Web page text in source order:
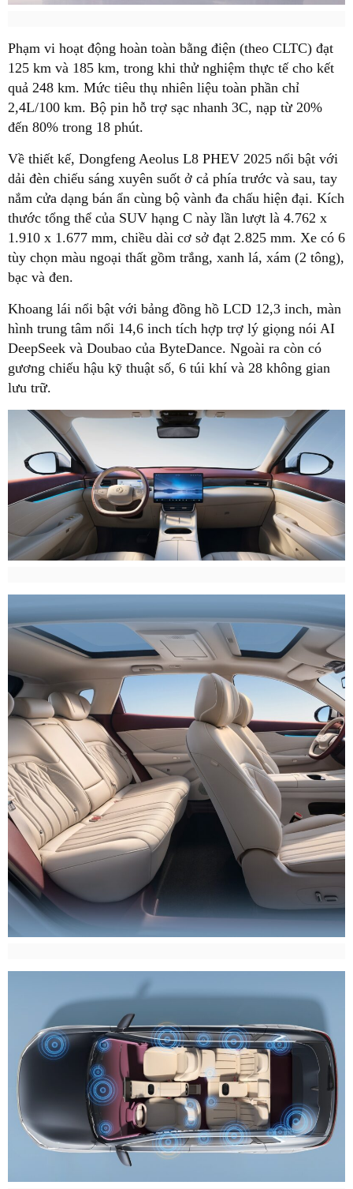
Phạm vi hoạt động hoàn toàn bằng điện (theo CLTC) đạt
125 km và 185 km, trong khi thử nghiệm thực tế cho kết
quả 248 km. Mức tiêu thụ nhiên liệu toàn phần chỉ
2,4L/100 km. Bộ pin hỗ trợ sạc nhanh 3C, nạp từ 20%
đến 80% trong 18 phút.
Về thiết kế, Dongfeng Aeolus L8 PHEV 2025 nổi bật với
dải đèn chiếu sáng xuyên suốt ở cả phía trước và sau, tay
nắm cửa dạng bán ẩn cùng bộ vành đa chấu hiện đại. Kích
thước tổng thể của SUV hạng C này lần lượt là 4.762 x
1.910 x 1.677 mm, chiều dài cơ sở đạt 2.825 mm. Xe có 6
tùy chọn màu ngoại thất gồm trắng, xanh lá, xám (2 tông),
bạc và đen.
Khoang lái nổi bật với bảng đồng hồ LCD 12,3 inch, màn
hình trung tâm nổi 14,6 inch tích hợp trợ lý giọng nói AI
DeepSeek và Doubao của ByteDance. Ngoài ra còn có
gương chiếu hậu kỹ thuật số, 6 túi khí và 28 không gian
lưu trữ.